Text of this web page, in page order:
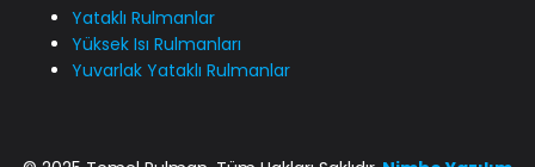
Yataklı Rulmanlar
Yüksek Isı Rulmanları
Yuvarlak Yataklı Rulmanlar